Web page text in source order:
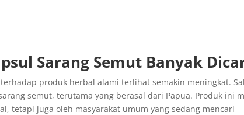
Sarang Semut Banyak
produk herbal alami terlihat semakin meningkat.
semut, terutama yang berasal dari Papua. Produk ini
tetapi juga oleh masyarakat umum yang sedang mencari